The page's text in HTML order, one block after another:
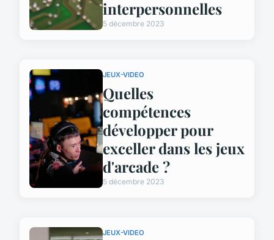
interpersonnelles
5 décembre 2023
JEUX-VIDEO
Quelles
compétences
développer pour
exceller dans les jeux
d'arcade ?
5 décembre 2023
JEUX-VIDEO